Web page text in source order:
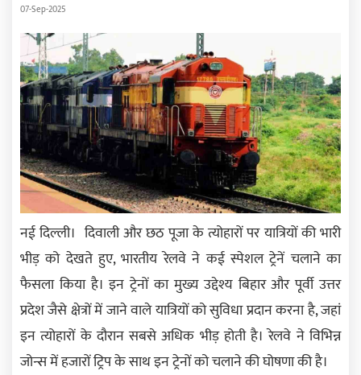
07-Sep-2025
नई दिल्ली। दिवाली और छठ पूजा के त्योहारों पर यात्रियों की भारी
भीड़ को देखते हुए, भारतीय रेलवे ने कई स्पेशल ट्रेनें चलाने का
फैसला किया है। इन ट्रेनों का मुख्य उद्देश्य बिहार और पूर्वी उत्तर
प्रदेश जैसे क्षेत्रों में जाने वाले यात्रियों को सुविधा प्रदान करना है, जहां
इन त्योहारों के दौरान सबसे अधिक भीड़ होती है। रेलवे ने विभिन्न
जोन्स में हजारों ट्रिप के साथ इन ट्रेनों को चलाने की घोषणा की है।